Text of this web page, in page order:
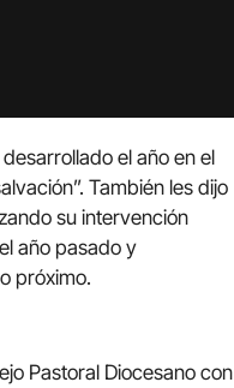
el año en el
También les dijo
su intervención
año pasado y
próximo.
Pastoral Diocesano con